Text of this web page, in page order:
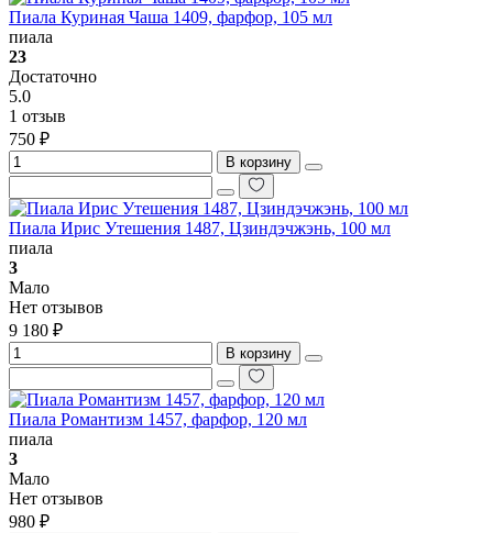
Пиала Куриная Чаша 1409, фарфор, 105 мл
пиала
23
Достаточно
5.0
1 отзыв
750 ₽
В корзину
Пиала Ирис Утешения 1487, Цзиндэчжэнь, 100 мл
пиала
3
Мало
Нет отзывов
9 180 ₽
В корзину
Пиала Романтизм 1457, фарфор, 120 мл
пиала
3
Мало
Нет отзывов
980 ₽